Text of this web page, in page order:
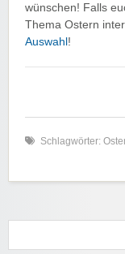
wünschen! Falls
Thema Ostern
Auswahl !
Schlagwörter: